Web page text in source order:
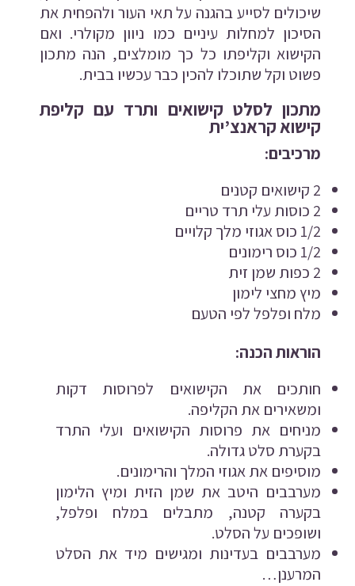
שיכולים לסייע בהגנה על תאי העור ולהפחית את
הסיכון למחלות עיניים כמו ניוון מקולרי. ואם
הקישוא וקליפתו כל כך מומלצים, הנה מתכון
פשוט וקל שתוכלו להכין כבר עכשיו בבית.
מתכון לסלט קישואים ותרד עם קליפת
קישוא קראנצ’ית
מרכיבים:
2 קישואים קטנים
2 כוסות עלי תרד טריים
1/2 כוס אגוזי מלך קלויים
1/2 כוס רימונים
2 כפות שמן זית
מיץ מחצי לימון
מלח ופלפל לפי הטעם
הוראות הכנה:
חותכים את הקישואים לפרוסות דקות
ומשאירים את הקליפה.
מניחים את פרוסות הקישואים ועלי התרד
בקערת סלט גדולה.
מוסיפים את אגוזי המלך והרימונים.
מערבבים היטב את שמן הזית ומיץ הלימון
בקערה קטנה, מתבלים במלח ופלפל,
ושופכים על הסלט.
מערבבים בעדינות ומגישים מיד את הסלט
המרענן…